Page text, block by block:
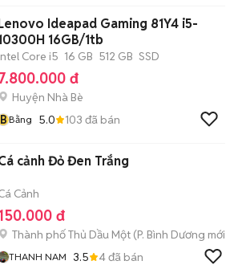
Ideapad Gaming 81Y4 i5-
16GB/1tb
Core i5 16 GB 512 GB SSD
đ
Huyện Nhà Bè
BBằng 5.0 103 đã bán
cảnh Đỏ Đen Trắng
Cảnh
đ
Thành phố Thủ Dầu Một (P. Bình Dương mới)
THANH NAM 3.5 4đã bán